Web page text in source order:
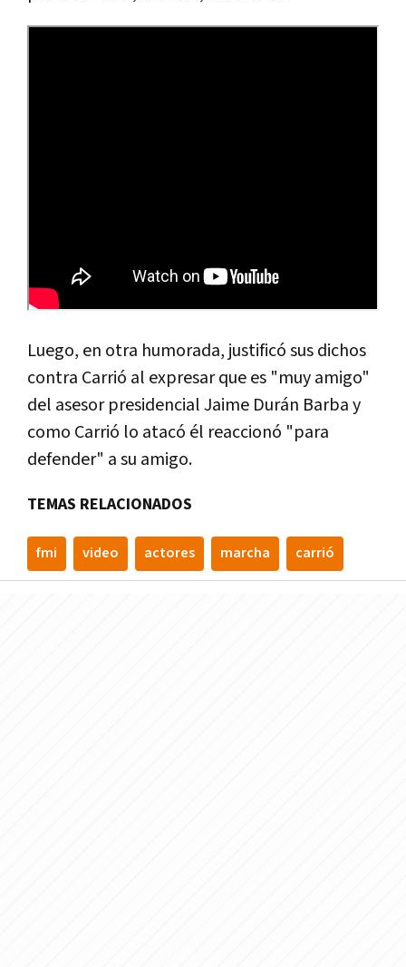
Luego, en otra humorada, justificó sus dichos
contra Carrió al expresar que es "muy amigo"
del asesor presidencial Jaime Durán Barba y
como Carrió lo atacó él reaccionó "para
defender" a su amigo.
TEMAS RELACIONADOS
fmi video actores marcha carrió